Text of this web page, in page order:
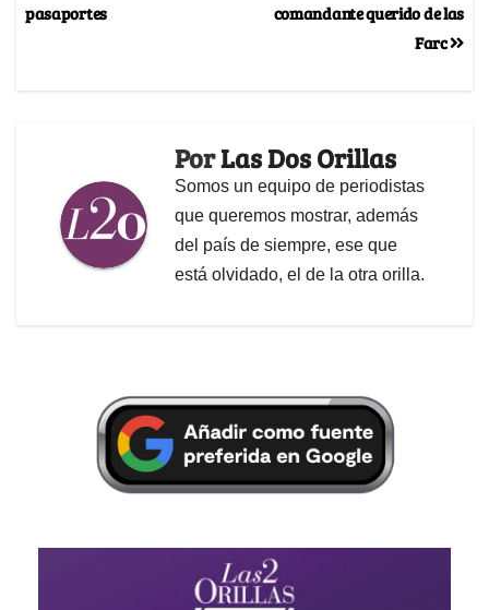
comandante querido de las
Farc
pasaportes
PorLas Dos Orillas
Somos un equipo de periodistas
que queremos mostrar, además
del país de siempre, ese que
está olvidado, el de la otra orilla.